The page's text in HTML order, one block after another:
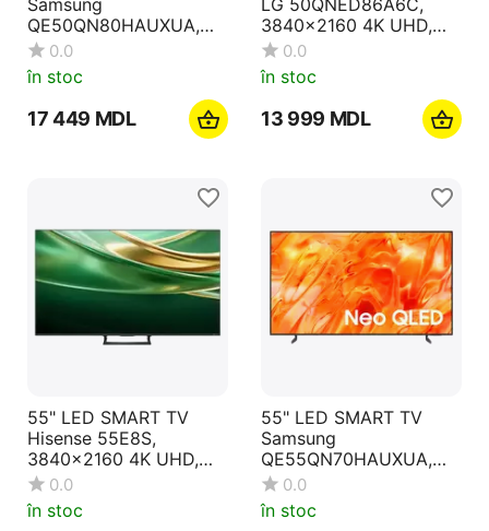
Samsung
QE50QN80HAUXUA,
3840x2160 4K UHD,
Tizen, Negru
0.0
în stoc
17 449 MDL
LG 50QNED86A6C,
3840x2160 4K UHD,
webOS, Negru
0.0
în stoc
13 999 MDL
55" LED SMART TV
Hisense 55E8S,
3840x2160 4K UHD,
VIDAA U OS, Negru
0.0
în stoc
55" LED SMART TV
Samsung
QE55QN70HAUXUA,
Mini LED 4K UHD, Tizen
OS, Black
0.0
în stoc